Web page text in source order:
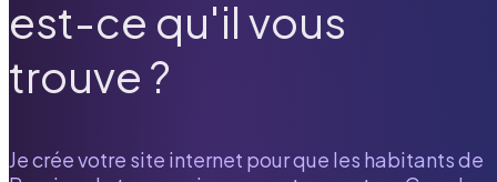
est-ce qu'il vous
trouve ?
Je crée votre site internet pour que les habitants de